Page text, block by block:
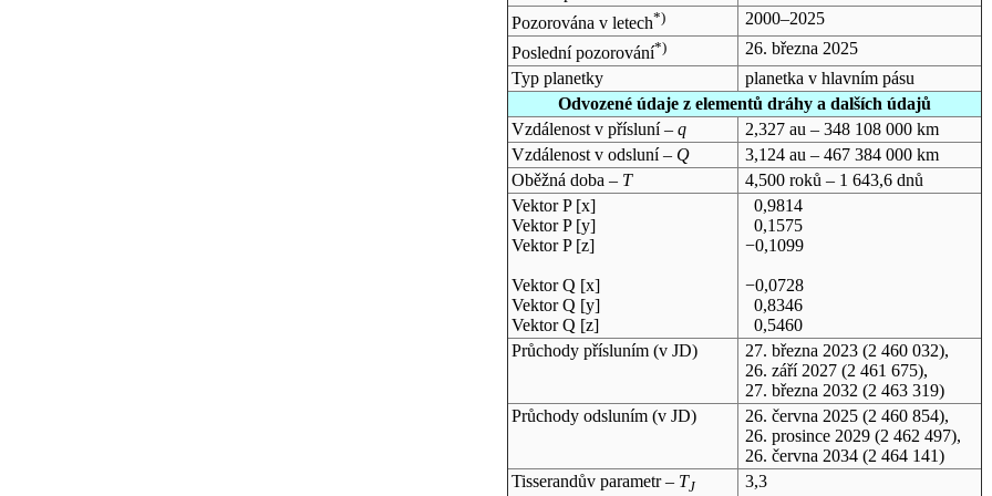
Pozorována v letech*)
2000–2025
Poslední pozorování*)
26. března 2025
Typ planetky
planetka v hlavním pásu
Odvozené údaje z elementů dráhy a dalších údajů
Vzdálenost v přísluní – q
2,327 au – 348 108 000 km
Vzdálenost v odsluní – Q
3,124 au – 467 384 000 km
Oběžná doba – T
4,500 roků – 1 643,6 dnů
Vektor P [x]
Vektor P [y]
Vektor P [z]
Vektor Q [x]
Vektor Q [y]
Vektor Q [z]
0,9814
0,1575
−0,1099
−0,0728
0,8346
0,5460
Průchody přísluním (v JD) 27. března 2023(2 460 032),
26. září 2027(2 461 675),
27. března 2032 (2 463 319)
Průchody odsluním (v JD) 26. června 2025(2 460 854),
26. prosince 2029(2 462 497),
26. června 2034(2 464 141)
Tisserandův parametr – TJ 3,3